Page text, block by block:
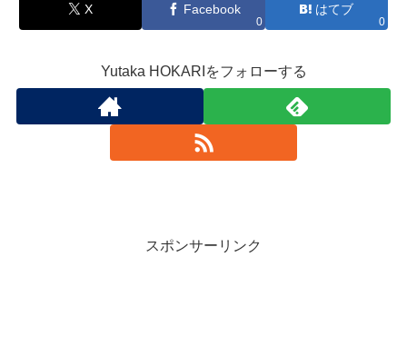
X Facebook
0
はてブ
0
Yutaka HOKARIをフォローする
スポンサーリンク